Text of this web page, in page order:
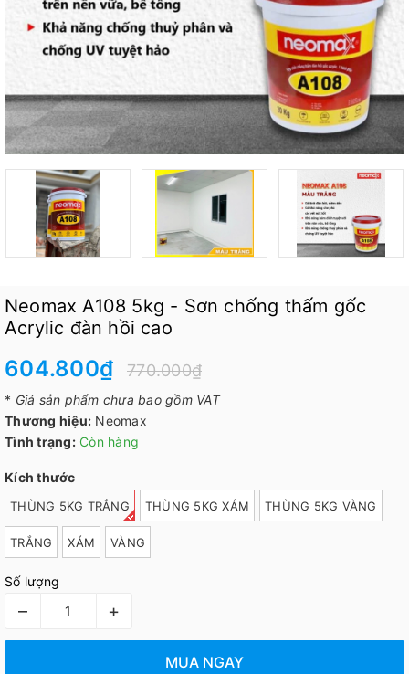
Neomax A108 5kg - Sơn chống thấm gốc
Acrylic đàn hồi cao
604.800₫ 770.000₫
* Giá sản phẩm chưa bao gồm VAT
Thương hiệu: Neomax
Tình trạng: Còn hàng
Kích thước
THÙNG 5KG TRẮNG THÙNG 5KG XÁM THÙNG 5KG VÀNG
TRẮNG XÁM VÀNG
Số lượng
– +
MUA NGAY